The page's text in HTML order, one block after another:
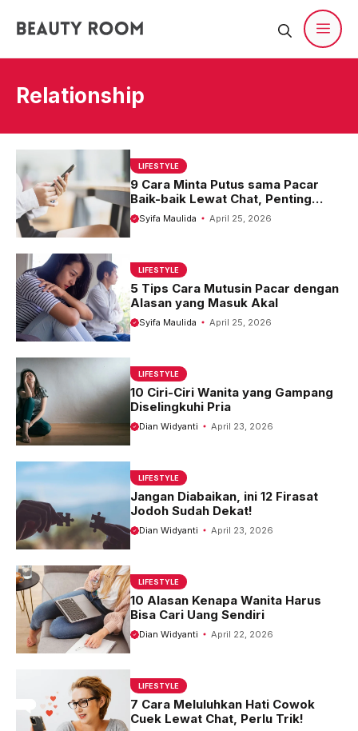
Relationship
LIFESTYLE
9 Cara Minta Putus sama Pacar
Baik-baik Lewat Chat, Penting
Diketahui!
Syifa Maulida April 25, 2026
LIFESTYLE
5 Tips Cara Mutusin Pacar dengan
Alasan yang Masuk Akal
Syifa Maulida April 25, 2026
LIFESTYLE
10 Ciri-Ciri Wanita yang Gampang
Diselingkuhi Pria
Dian Widyanti April 23, 2026
LIFESTYLE
Jangan Diabaikan, ini 12 Firasat
Jodoh Sudah Dekat!
Dian Widyanti April 23, 2026
LIFESTYLE
10 Alasan Kenapa Wanita Harus
Bisa Cari Uang Sendiri
Dian Widyanti April 22, 2026
LIFESTYLE
7 Cara Meluluhkan Hati Cowok
Cuek Lewat Chat, Perlu Trik!